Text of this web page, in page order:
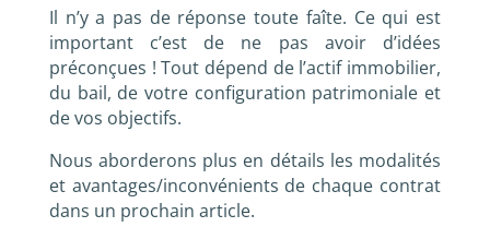
Il n’y a pas de réponse toute faîte. Ce qui est
important c’est de ne pas avoir d’idées
préconçues ! Tout dépend de l’actif immobilier,
du bail, de votre configuration patrimoniale et
de vos objectifs.
Nous aborderons plus en détails les modalités
et avantages/inconvénients de chaque contrat
dans un prochain article.